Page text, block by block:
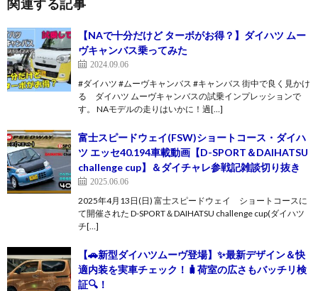
関連する記事
【NAで十分だけど ターボがお得？】ダイハツ ムー
ヴキャンバス乗ってみた
2024.09.06
#ダイハツ #ムーヴキャンバス #キャンバス 街中で良く見かけ
る ダイハツ ムーヴキャンバスの試乗インプレッションで
す。 NAモデルの走りはいかに！過[…]
富士スピードウェイ(FSW)ショートコース・ダイハ
ツ エッセ40.194車載動画【D-SPORT＆DAIHATSU
challenge cup】＆ダイチャレ参戦記雑談切り抜き
2025.06.06
2025年4月13日(日) 富士スピードウェイ ショートコースに
て開催された D-SPORT＆DAIHATSU challenge cup(ダイハツ
チ[…]
【🚗新型ダイハツムーヴ登場】✨最新デザイン＆快
適内装を実車チェック！🧳荷室の広さもバッチリ検
証🔍！